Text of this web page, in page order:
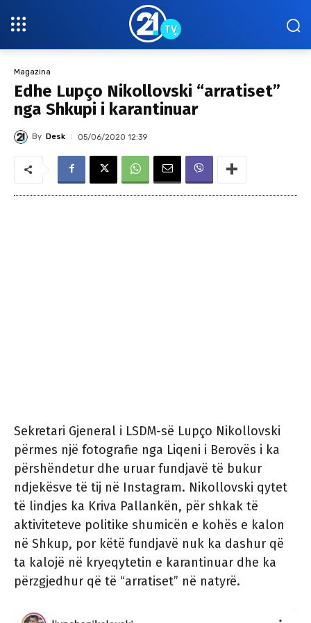
Magazina
Edhe Lupço Nikollovski “arratiset”
nga Shkupi i karantinuar
By Desk 05/06/2020 12:39
Sekretari Gjeneral i LSDM-së Lupço Nikollovski
përmes një fotografie nga Liqeni i Berovës i ka
përshëndetur dhe uruar fundjavë të bukur
ndjekësve të tij në Instagram. Nikollovski qytet
të lindjes ka Kriva Pallankën, për shkak të
aktiviteteve politike shumicën e kohës e kalon
në Shkup, por këtë fundjavë nuk ka dashur që
ta kalojë në kryeqytetin e karantinuar dhe ka
përzgjedhur që të “arratiset” në natyrë.